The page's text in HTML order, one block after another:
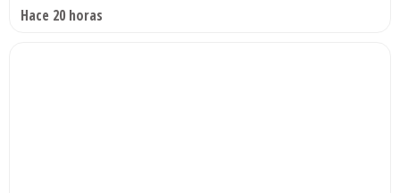
Hace 20 horas